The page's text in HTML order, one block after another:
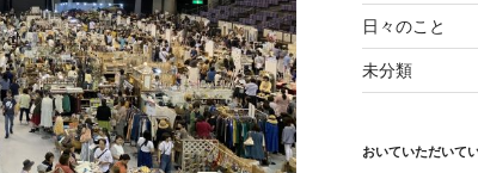
日々のこと
未分類
おいていただいて